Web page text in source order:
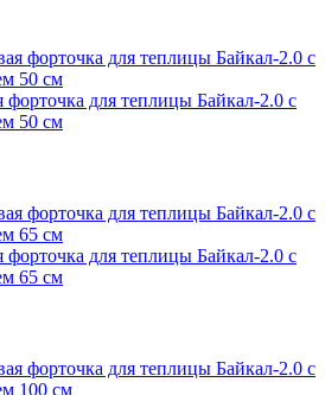
форточка для теплицы Байкал-2.0 с
50 см
форточка для теплицы Байкал-2.0 с
65 см